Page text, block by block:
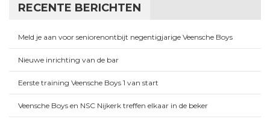
RECENTE BERICHTEN
Meld je aan voor seniorenontbijt negentigjarige Veensche Boys
Nieuwe inrichting van de bar
Eerste training Veensche Boys 1 van start
Veensche Boys en NSC Nijkerk treffen elkaar in de beker